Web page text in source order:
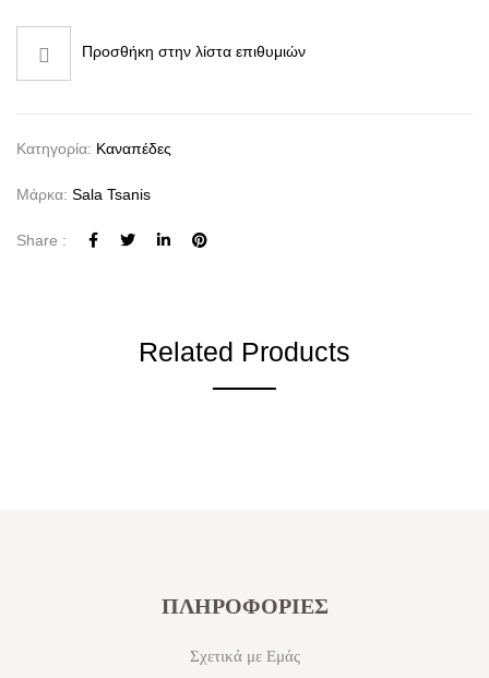
Προσθήκη στην λίστα επιθυμιών
Κατηγορία: Καναπέδες
Μάρκα: Sala Tsanis
Share :
Related Products
ΠΛΗΡΟΦΟΡΙΕΣ
Σχετικά με Εμάς